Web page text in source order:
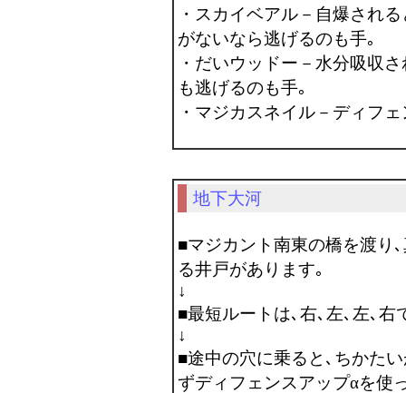
・スカイベアル－自爆され
がないなら逃げるのも手｡
・だいウッドー－水分吸収
も逃げるのも手｡
・マジカスネイル－ディフ
地下大河
■マジカント南東の橋を渡り
る井戸があります｡
↓
■最短ルートは､右､左､左､右
↓
■途中の穴に乗ると､ちかた
ずディフェンスアップαを使